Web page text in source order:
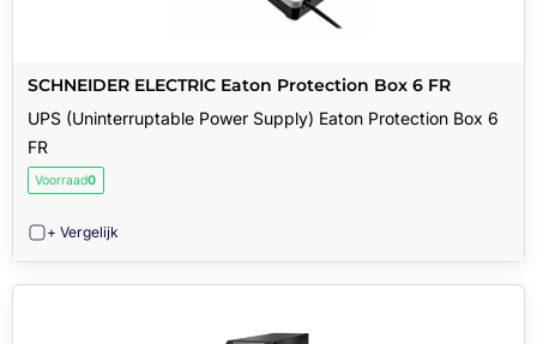
SCHNEIDER ELECTRIC Eaton Protection Box 6 FR
UPS (Uninterruptable Power Supply) Eaton Protection Box 6
FR
Voorraad0
+ Vergelijk